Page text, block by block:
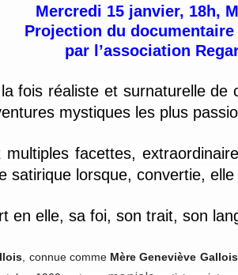
Mercredi 15 janvier, 18h,
Projection du
par l’association
fois réaliste et surnaturelle de
mystiques les plus
multiples facettes,
satirique lorsque, convertie,
en elle, sa foi, son trait, son
, connue comme Mère Geneviève Gallois